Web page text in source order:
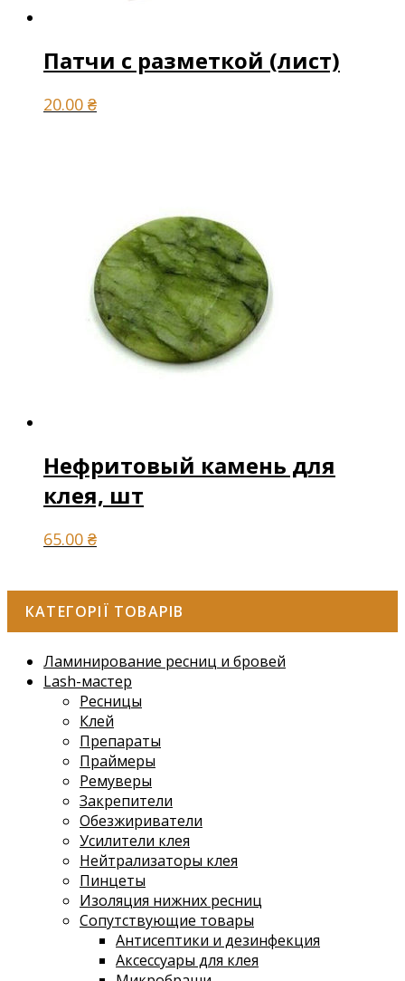
Патчи с разметкой (лист)
20.00 ₴
Нефритовый камень для
клея, шт
65.00 ₴
КАТЕГОРІЇ ТОВАРІВ
Ламинирование ресниц и бровей
Lash-мастер
Ресницы
Клей
Препараты
Праймеры
Ремуверы
Закрепители
Обезжириватели
Усилители клея
Нейтрализаторы клея
Пинцеты
Изоляция нижних ресниц
Сопутствующие товары
Антисептики и дезинфекция
Аксессуары для клея